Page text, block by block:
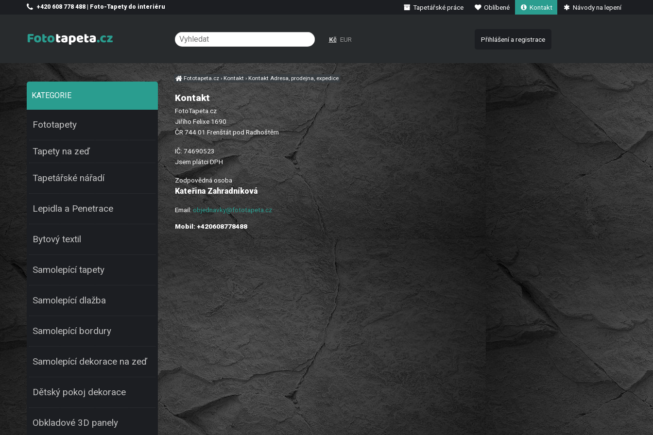
Kontakt
FotoTapeta.cz
Jiřího Felixe 1690
ČR 744 01 Frenštát pod Radhoštěm
IČ: 74690523
Jsem plátci DPH
Zodpovědná osoba
Kateřina Zahradníková
Email:objednavky@fototapeta.cz
Mobil: +420608778488
KATEGORIE
Fototapety
Tapety na zeď
Tapetářské nářadí
Lepidla a Penetrace
Bytový textil
Samolepící tapety
Samolepící dlažba
Samolepící bordury
Samolepící dekorace na zeď
Dětský pokoj dekorace
Obkladové 3D panely
Tapetářské práce Oblíbené Kontakt Návody na lepení
Fototapeta.cz› Kontakt › Kontakt Adresa, prodejna, expedice
+420 608 778 488 | Foto-Tapety do interiéru
Kč EUR Přihlášení a registrace